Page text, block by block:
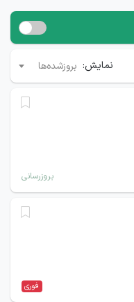
نمایش: بروزشده‌ها
بروزرسانی
فوری